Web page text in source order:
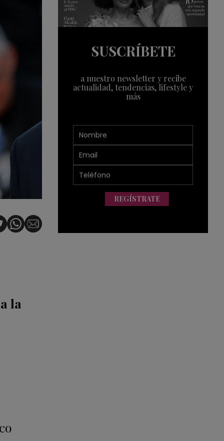
la
SUSCRÍBETE
a nuestro newsletter y recibe
actualidad, tendencias, lifestyle y
más
REGÍSTRATE